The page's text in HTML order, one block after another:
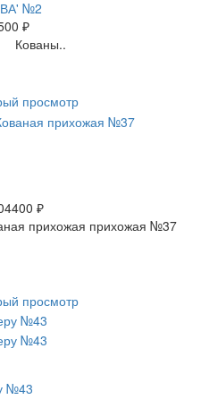
№2
₽
просмотр
₽
прихожая №37
просмотр
№43